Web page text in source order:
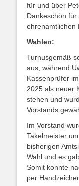
für und über
Dankeschön
ehrenamtlichen
Wahlen:
Turnusgemäß
aus, während
Kassenprüfer
2025 als neuer
stehen und
Vorstands
Im Vorstand
Takelmeister
bisherigen
Wahl und es
Somit konnte
per